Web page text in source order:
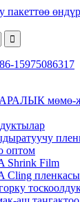
15975086317
мөмө-
оптом
Shrink Film
Cling пленкасы